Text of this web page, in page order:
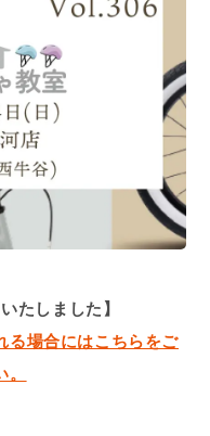
たしました】
る場合にはこちらをご